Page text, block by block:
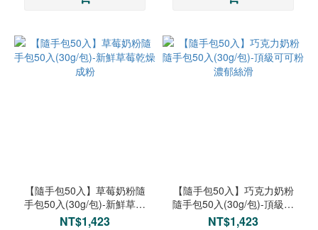
【隨手包50入】草莓奶粉隨
手包50入(30g/包)-新鮮草莓
乾燥成粉
NT$1,423
【隨手包50入】巧克力奶粉
隨手包50入(30g/包)-頂級可
可粉濃郁絲滑
NT$1,423